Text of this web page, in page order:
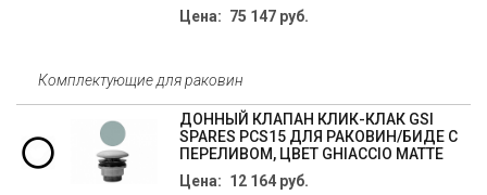
Цена: 75 147 руб.
Комплектующие для раковин
ДОННЫЙ КЛАПАН КЛИК-КЛАК GSI
SPARES PCS15 ДЛЯ РАКОВИН/БИДЕ С
ПЕРЕЛИВОМ, ЦВЕТ GHIACCIO MATTE
Цена: 12 164 руб.